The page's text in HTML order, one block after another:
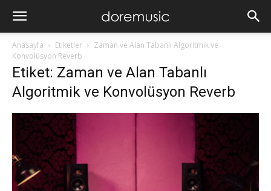
Anasayfa Etiketler
Zaman ve Alan Tabanlı Algoritmik ve
Konvolüsyon Reverb
Etiket: Zaman ve Alan Tabanlı
Algoritmik ve Konvolüsyon Reverb